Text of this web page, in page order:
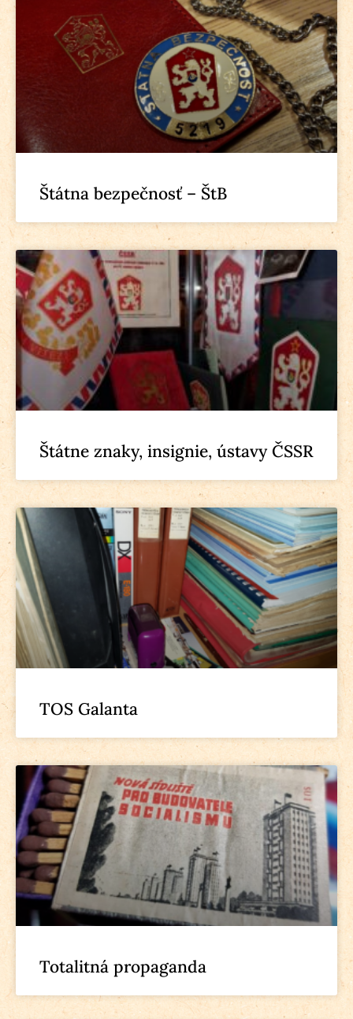
Štátna bezpečnosť – ŠtB
Štátne znaky, insignie, ústavy ČSSR
TOS Galanta
Totalitná propaganda